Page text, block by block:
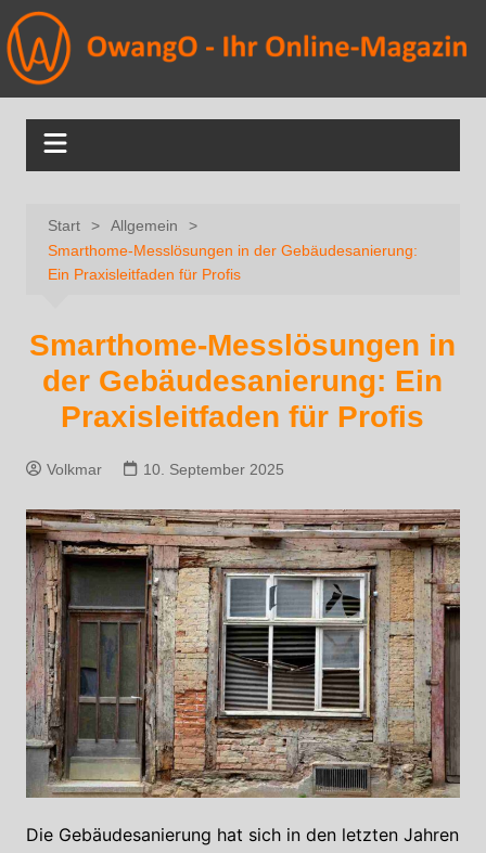
Start
Allgemein
Smarthome-Messlösungen in der Gebäudesanierung:
Ein Praxisleitfaden für Profis
Smarthome-Messlösungen in
der Gebäudesanierung: Ein
Praxisleitfaden für Profis
Volkmar 10. September 2025
Die Gebäudesanierung hat sich in den letzten Jahren